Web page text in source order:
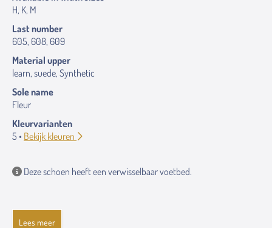
H, K, M
Last number
605, 608, 609
Material upper
learn, suede, Synthetic
Sole name
Fleur
Kleurvarianten
5 • Bekijk kleuren
Deze schoen heeft een verwisselbaar voetbed.
Lees meer